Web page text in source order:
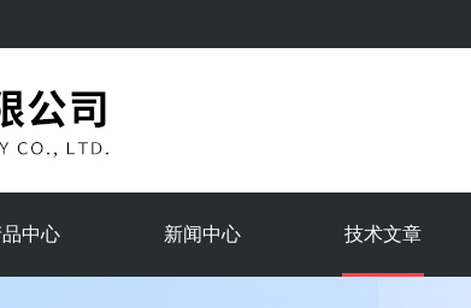
中心 新闻中心 技术文章